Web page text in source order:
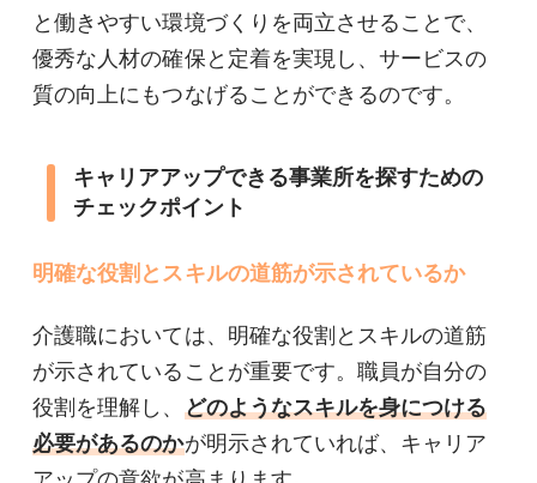
と働きやすい環境づくりを両立させることで、
優秀な人材の確保と定着を実現し、サービスの
質の向上にもつなげることができるのです。
キャリアアップできる事業所を探すための
チェックポイント
明確な役割とスキルの道筋が示されているか
介護職においては、明確な役割とスキルの道筋
が示されていることが重要です。職員が自分の
役割を理解し、 どのようなスキルを身につける
必要があるのかが明示されていれば、キャリア